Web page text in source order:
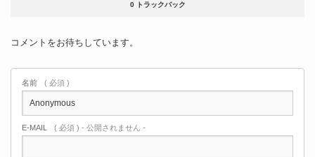
0 トラックバック
コメントをお待ちしています。
名前 ( 必須 )
E-MAIL ( 必須 ) - 公開されません -